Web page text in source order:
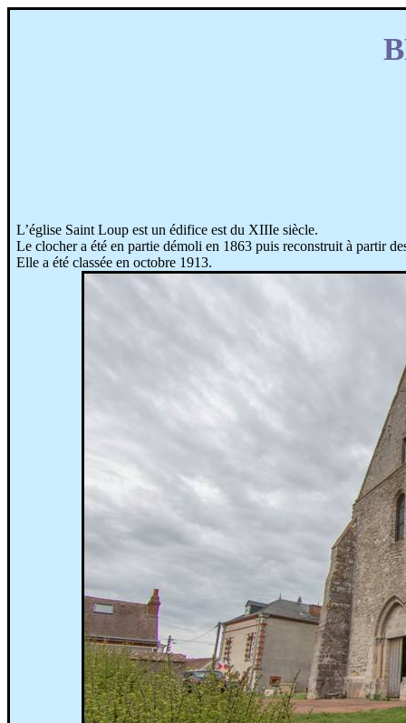
L’église Saint Loup est un édifice est du XIIIe siècle.
Le clocher a été en partie démoli en 1863 puis reconstruit à partir
Elle a été classée en octobre 1913.